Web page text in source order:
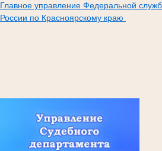
Главное управление Федеральной
России по Красноярскому краю